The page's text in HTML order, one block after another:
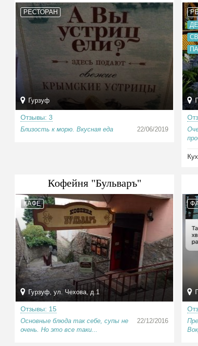
РЕСТОРАН
Гурзуф
Отзывы: 3
Близость к морю. Вкусная еда 22/06/2019
Кофейня "Бульваръ"
КАФЕ
Гурзуф, ул. Чехова, д.1
Отзывы: 15
Основные блюда так себе, супы не
очень. Но это все таки...
22/12/2016